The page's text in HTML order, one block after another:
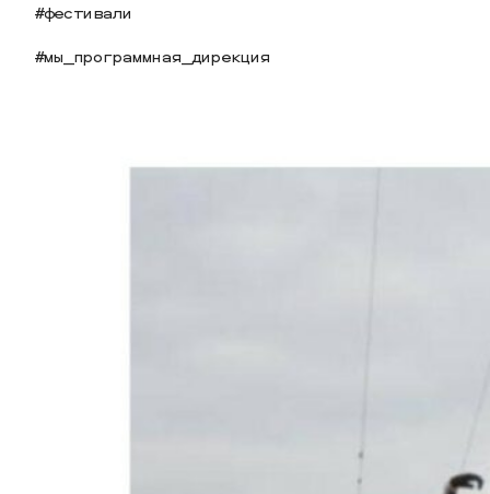
#фестивали
#мы_программная_дирекция